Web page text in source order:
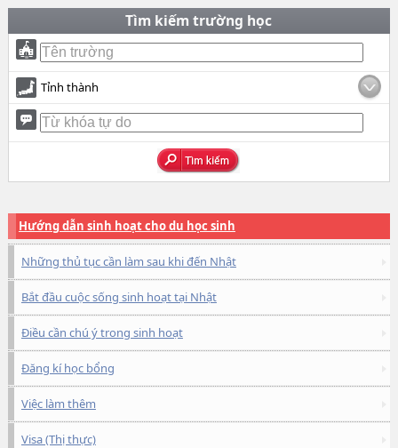
Tìm kiếm trường học
Tỉnh thành
Hướng dẫn sinh hoạt cho du học sinh
Những thủ tục cần làm sau khi đến Nhật
Bắt đầu cuộc sống sinh hoạt tại Nhật
Điều cần chú ý trong sinh hoạt
Đăng kí học bổng
Việc làm thêm
Visa (Thị thực)